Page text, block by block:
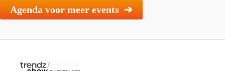
Agenda voor meer events ➔